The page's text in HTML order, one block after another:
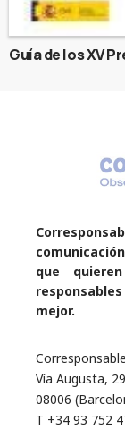
Guía de los XV
que
mejor.
Vía Augusta, 29
08006
T +34 93 752